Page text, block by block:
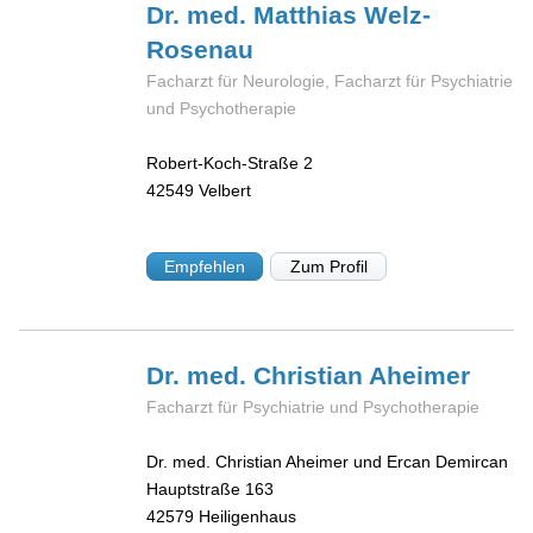
Dr. med. MatthiasWelz-
Rosenau
Facharzt für Neurologie, Facharzt für Psychiatrie
und Psychotherapie
Robert-Koch-Straße 2
42549 Velbert
Empfehlen Zum Profil
Dr. med. Christian Aheimer
Facharzt für Psychiatrie und Psychotherapie
Dr. med. Christian Aheimer und Ercan Demircan
Hauptstraße 163
42579 Heiligenhaus